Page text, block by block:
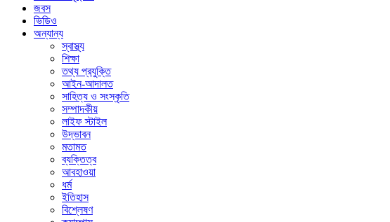
জবস
ভিডিও
অন্যান্য
স্বাস্থ্য
শিক্ষা
তথ্য প্রযুক্তি
আইন-আদালত
সাহিত্য ও সংস্কৃতি
সম্পাদকীয়
লাইফ স্টাইল
উদ্ভাবন
মতামত
ব্যক্তিত্ব
আবহাওয়া
ধর্ম
ইতিহাস
বিশ্লেষণ